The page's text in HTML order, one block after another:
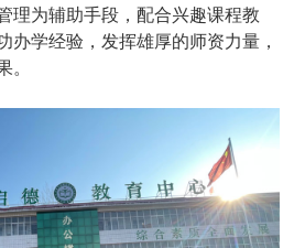
理为辅助手段，配合兴趣课程教
办学经验，发挥雄厚的师资力量，
。